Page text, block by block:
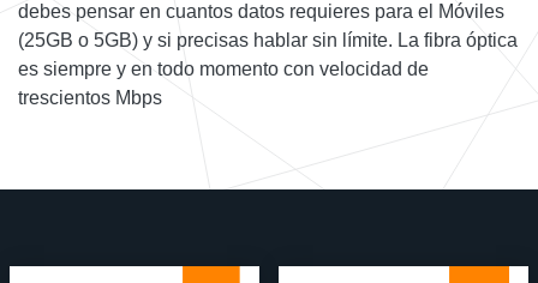
debes pensar en cuantos datos requieres para el Móviles
(25GB o 5GB) y si precisas hablar sin límite. La fibra óptica
es siempre y en todo momento con velocidad de
trescientos Mbps